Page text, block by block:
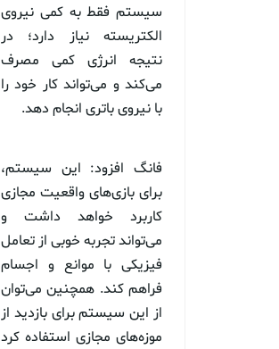
سیستم فقط به کمی نیروی
الکتریسته نیاز دارد؛ در
نتیجه انرژی کمی مصرف
می‌کند و می‌تواند کار خود را
با نیروی باتری انجام دهد.
فانگ افزود: این سیستم،
برای بازی‌های واقعیت مجازی
کاربرد خواهد داشت و
می‌تواند تجربه خوبی از تعامل
فیزیکی با موانع و اجسام
فراهم کند. همچنین می‌توان
از این سیستم برای بازدید از
موزه‌های مجازی استفاده کرد